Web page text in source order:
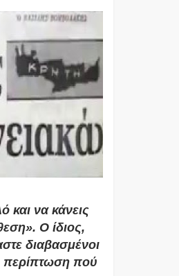
και να κάνεις
Ο ίδιος,
διαβασμένοι
περίπτωση πού